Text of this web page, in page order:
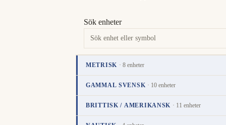
Sök enheter
METRISK · 8 enheter
EnhetVärdeÅtgärder
kilometerkm TILL-ENHET i
meterm i
GAMMAL SVENSK · 10 enheter
EnhetVärde Åtgärder
milmil i
BRITTISK / AMERIKANSK · 11 enheter
EnhetVärde Åtgärder